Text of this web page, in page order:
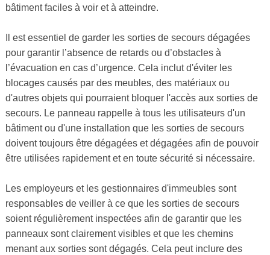
bâtiment faciles à voir et à atteindre.
Il est essentiel de garder les sorties de secours dégagées
pour garantir l’absence de retards ou d’obstacles à
l’évacuation en cas d’urgence. Cela inclut d'éviter les
blocages causés par des meubles, des matériaux ou
d'autres objets qui pourraient bloquer l'accès aux sorties de
secours. Le panneau rappelle à tous les utilisateurs d'un
bâtiment ou d'une installation que les sorties de secours
doivent toujours être dégagées et dégagées afin de pouvoir
être utilisées rapidement et en toute sécurité si nécessaire.
Les employeurs et les gestionnaires d'immeubles sont
responsables de veiller à ce que les sorties de secours
soient régulièrement inspectées afin de garantir que les
panneaux sont clairement visibles et que les chemins
menant aux sorties sont dégagés. Cela peut inclure des